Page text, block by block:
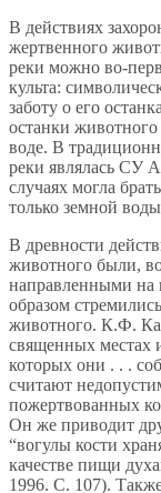
В действиях
жертвенного
реки можно во-
культа:
заботу о его
останки
воде. В
реки являлась СУ
случаях могла
только земной
В древности
животного были,
направленными на
образом
животного. К.Ф.
священных местах
которых они . . .
считают
пожертвованных
Он же приводит
“вогулы кости
качестве пищи
1996. С. 107).